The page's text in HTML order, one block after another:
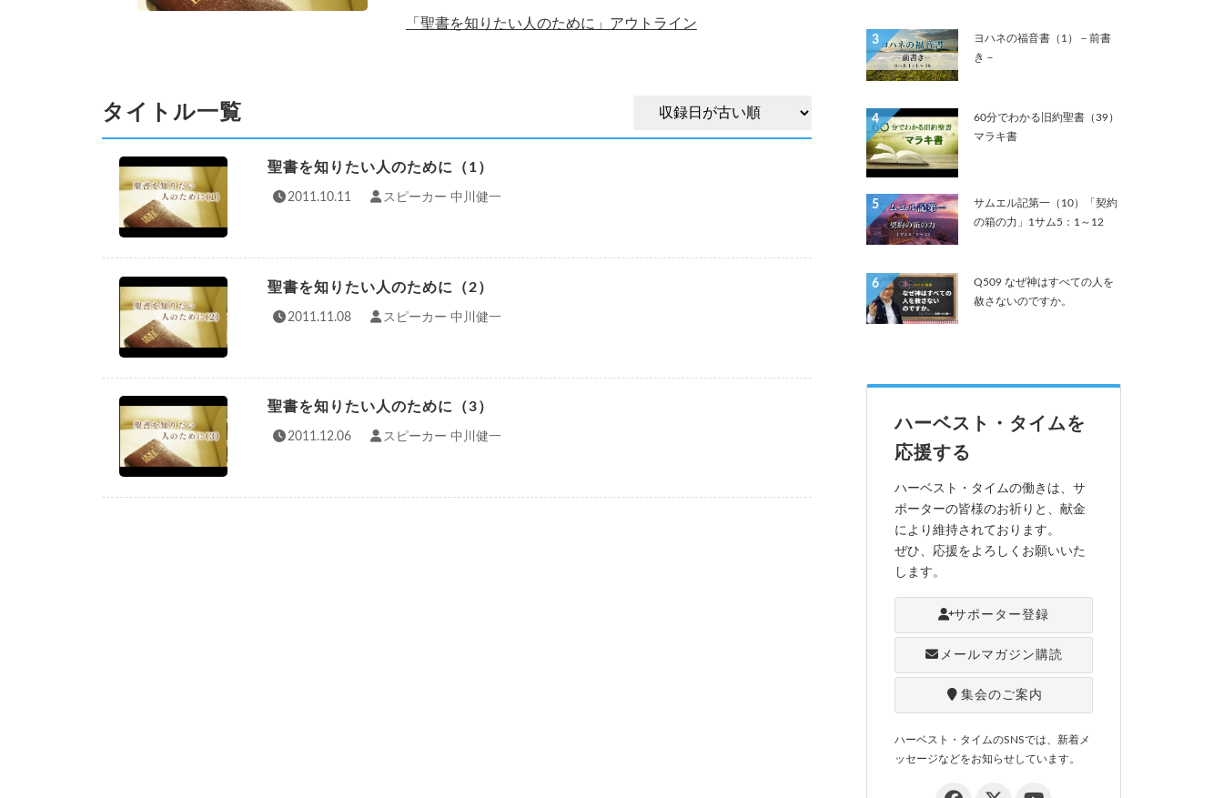
「聖書を知りたい人のために」アウトライン
タイトル一覧
聖書を知りたい人のために（1）
2011.10.11 スピーカー 中川健一
聖書を知りたい人のために（2）
2011.11.08 スピーカー 中川健一
聖書を知りたい人のために（3）
2011.12.06 スピーカー 中川健一
3
ヨハネの福音書（1）－前書
き－
4
60分でわかる旧約聖書（39）
マラキ書
5
サムエル記第一（10）「契約
の箱の力」1サム5：1～12
6
Q509 なぜ神はすべての人を
赦さないのですか。
ハーベスト・タイムを
応援する
ハーベスト・タイムの働きは、サ
ポーターの皆様のお祈りと、献金
により維持されております。
ぜひ、応援をよろしくお願いいた
します。
サポーター登録
メールマガジン購読
集会のご案内
ハーベスト・タイムのSNSでは、新着メ
ッセージなどをお知らせしています。